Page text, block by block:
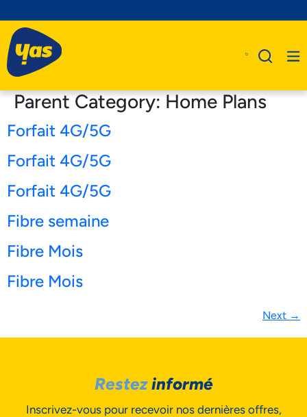
Parent Category:Home Plans
Forfait 4G/5G
Forfait 4G/5G
Forfait 4G/5G
Fibre semaine
Fibre Mois
Fibre Mois
Next →
Restezinformé
Inscrivez-vous pour recevoir nos dernières offres,